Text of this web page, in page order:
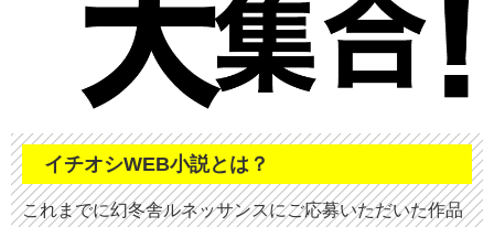
イチオシWEB小説とは？
これまでに幻冬舎ルネッサンスにご応募いただいた作品